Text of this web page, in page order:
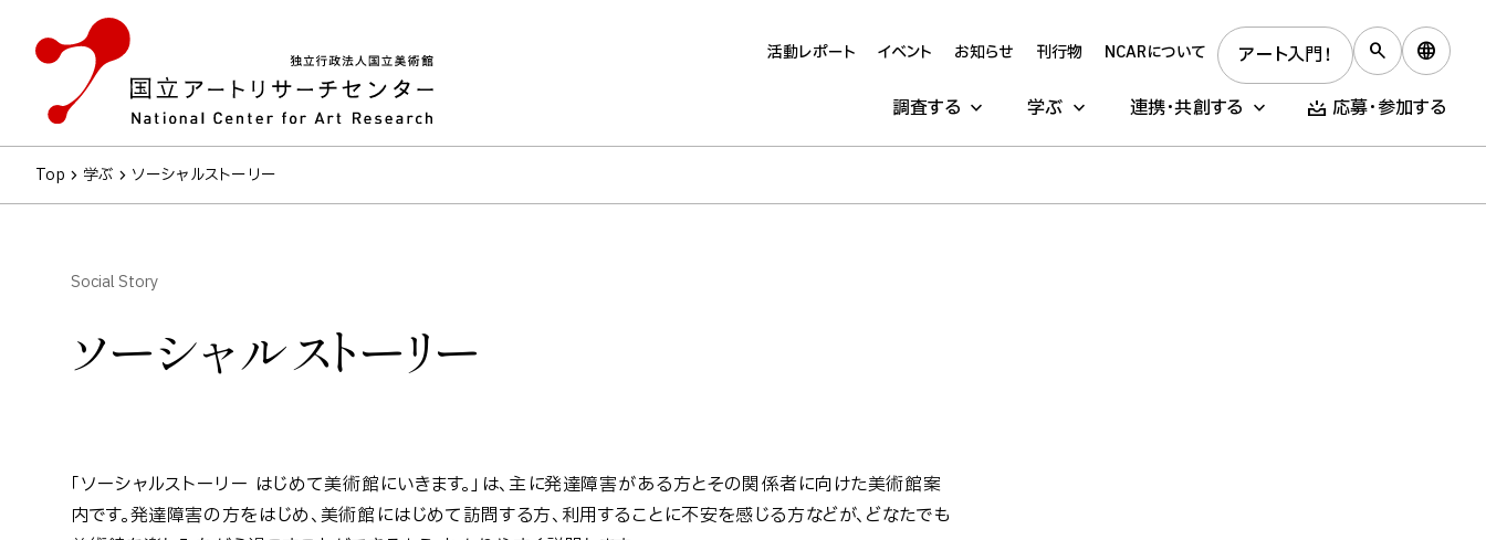
調査する 学ぶ 連携・共創する 応募・参加する
活動レポート イベント お知らせ 刊行物 NCARについて アート入門！
Top 学ぶ ソーシャルストーリー
Social Story
ソーシャルストーリー
「ソーシャルストーリー はじめて美術館にいきます。」は、主に発達障害がある方とその関係者に向けた美術館案
内です。発達障害の方をはじめ、美術館にはじめて訪問する方、利用することに不安を感じる方などが、どなたでも